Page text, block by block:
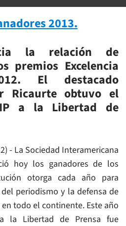
2013.
la relación de
premios Excelencia
El destacado
Ricaurte obtuvo el
a la Libertad de
- La Sociedad Interamericana
hoy los ganadores de los
otorga cada año para
periodismo y la defensa de
todo el continente. Este año
la Libertad de Prensa fue